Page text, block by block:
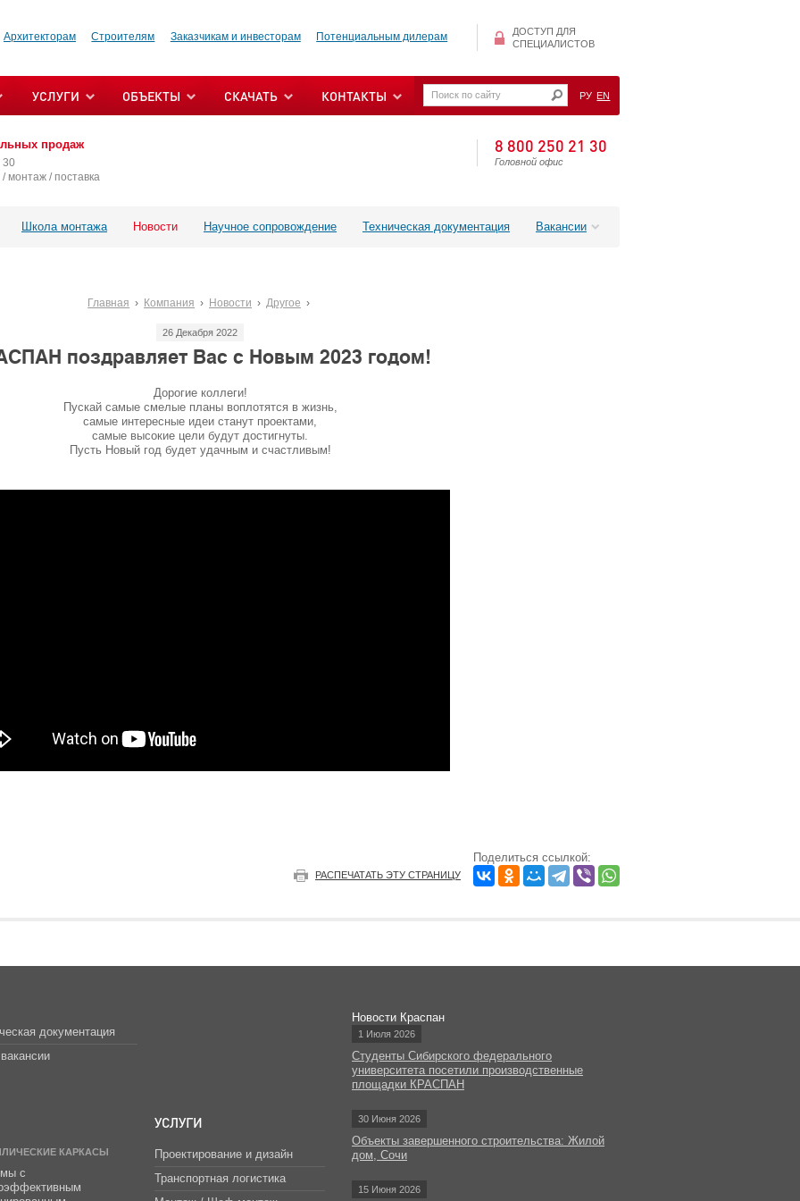
Архитекторам Строителям Заказчикам и инвесторам Потенциальным дилерам
ДОСТУП ДЛЯ
СПЕЦИАЛИСТОВ
УСЛУГИ ОБЪЕКТЫ СКАЧАТЬ КОНТАКТЫ РУ EN
продаж
30
монтаж / поставка
8 800 250 21 30
Головной офис
Школа монтажа Новости Научное сопровождение Техническая документация Вакансии
Главная Компания Новости Другое
26 Декабря 2022
поздравляет Вас с Новым 2023 годом!
Дорогие коллеги!
Пускай самые смелые планы воплотятся в жизнь,
самые интересные идеи станут проектами,
самые высокие цели будут достигнуты.
Пусть Новый год будет удачным и счастливым!
РАСПЕЧАТАТЬ ЭТУ СТРАНИЦУ
Поделиться ссылкой:
документация
КАРКАСЫ
с
УСЛУГИ
Проектирование и дизайн
Транспортная логистика
Новости Краспан
1 Июля 2026
Студенты Сибирского федерального
университета посетили производственные
площадки КРАСПАН
30 Июня 2026
Объекты завершенного строительства: Жилой
дом, Сочи
15 Июня 2026